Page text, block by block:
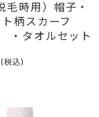
毛時用）帽子・
柄スカーフ
・タオルセット